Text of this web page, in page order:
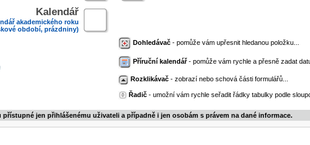
Kalendář
akademického roku
období, prázdniny)
Dohledávač - pomůže vám upřesnit hledanou položku...
Příruční kalendář- pomůže vám rychle a přesně zadat
Rozklikávač - zobrazí nebo schová části formulářů...
Řadič - umožní vám rychle seřadit řádky tabulky podle
jen přihlášenému uživateli a případně i jen osobám s právem na dané informace.